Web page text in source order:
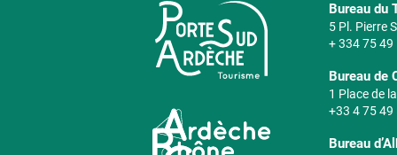
Bureau du
5 Pl. Pierre
+ 334 75 49
Bureau de
1 Place de
+33 4 75 49
Bureau